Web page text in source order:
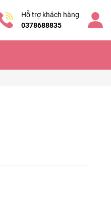
Hỗ trợ khách hàng
0378688835